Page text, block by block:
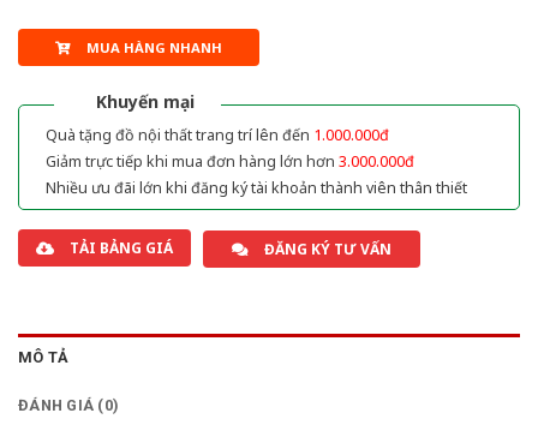
MUA HÀNG NHANH
Khuyến mại
Quà tặng đồ nội thất trang trí lên đến 1.000.000đ
Giảm trực tiếp khi mua đơn hàng lớn hơn 3.000.000đ
Nhiều ưu đãi lớn khi đăng ký tài khoản thành viên thân thiết
TẢI BẢNG GIÁ ĐĂNG KÝ TƯ VẤN
MÔ TẢ
ĐÁNH GIÁ (0)